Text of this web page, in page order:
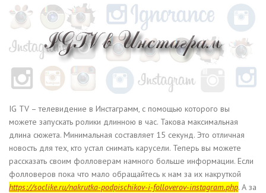
IG TV – телевидение в Инстаграмм, с помощью которого вы
можете запускать ролики длинною в час. Такова максимальная
длина сюжета. Минимальная составляет 15 секунд. Это отличная
новость для тех, кто устал снимать карусели. Теперь вы можете
рассказать своим фолловерам намного больше информации. Если
фолловеров пока что мало обращайтесь к нам за их накруткой
https://soclike.ru/nakrutka-podpischikov-i-folloverov-instagram.php. А за